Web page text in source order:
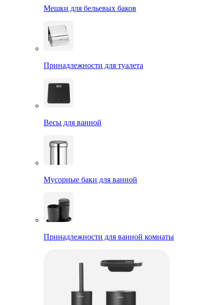
Мешки для бельевых баков
Принадлежности для туалета
Весы для ванной
Мусорные баки для ванной
Принадлежности для ванной комнаты